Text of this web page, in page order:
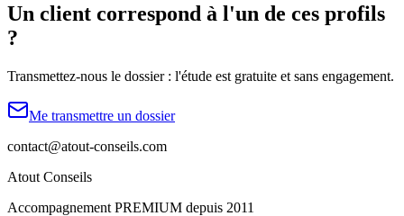
Un client correspond à l'un de ces profils
?
Transmettez-nous le dossier : l'étude est gratuite et sans engagement.
Me transmettre un dossier
contact@atout-conseils.com
Atout Conseils
Accompagnement PREMIUM depuis 2011